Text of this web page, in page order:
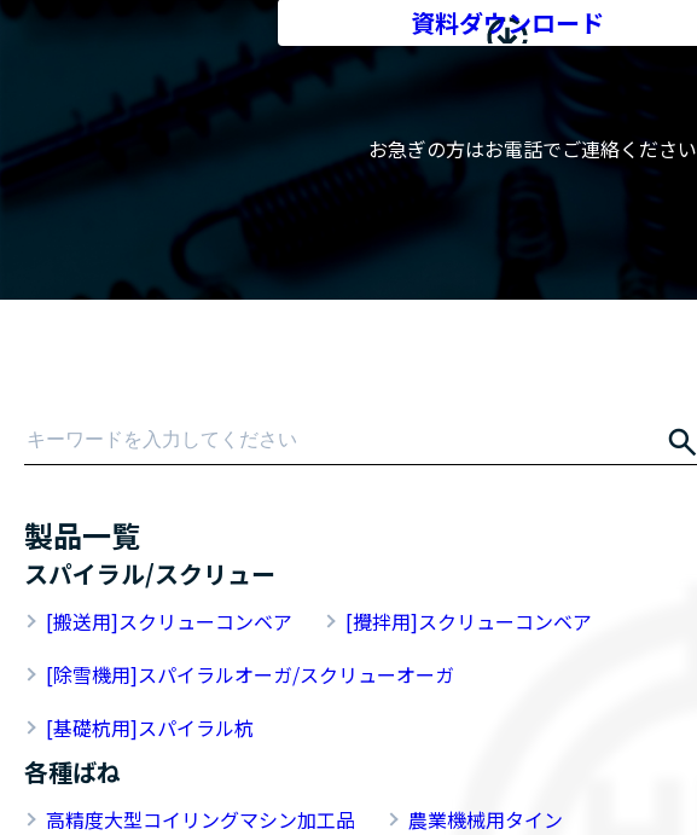
資料ダウンロード
お急ぎの方はお電話でご連絡ください
製品一覧
スパイラル/スクリュー
[搬送用]スクリューコンベア
[攪拌用]スクリューコンベア
[除雪機用]スパイラルオーガ/スクリューオーガ
[基礎杭用]スパイラル杭
各種ばね
高精度大型コイリングマシン加工品 農業機械用タイン